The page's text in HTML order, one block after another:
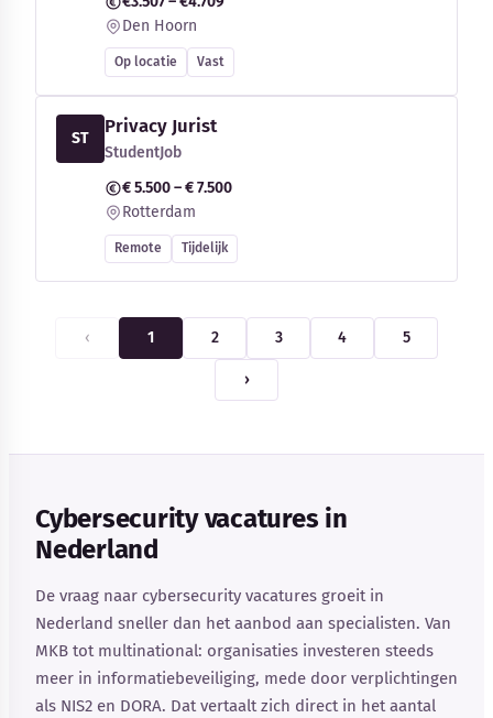
Den Hoorn
Op locatie Vast
ST
Privacy Jurist
StudentJob
€ 5.500 – € 7.500
Rotterdam
Remote Tijdelijk
‹ 1 2 3 4 5
›
Cybersecurity vacatures in
Nederland
De vraag naar cybersecurity vacatures groeit in
Nederland sneller dan het aanbod aan specialisten. Van
MKB tot multinational: organisaties investeren steeds
meer in informatiebeveiliging, mede door verplichtingen
als NIS2 en DORA. Dat vertaalt zich direct in het aantal